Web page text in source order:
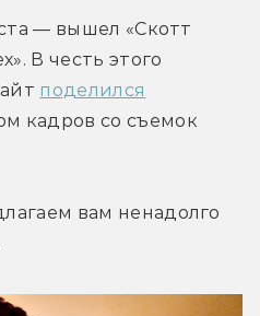
— вышел «Скотт
В честь этого
поделился
кадров со съемок
вам ненадолго